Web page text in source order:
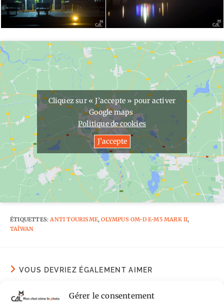
Gérer le consentement
Cliquez sur « J’accepte » pour activer
Google maps
Politique de cookies
J’accepte
ÉTIQUETTES:ANTI TOURISME, OLYMPUS OM-D E-M5 MARK II,
TAÏWAN
VOUS DEVRIEZ ÉGALEMENT AIMER